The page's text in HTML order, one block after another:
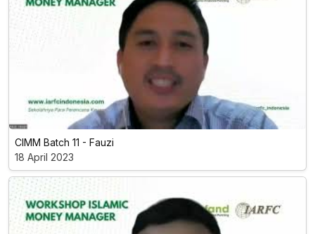
CIMM Batch 11 - Fauzi
18 April 2023